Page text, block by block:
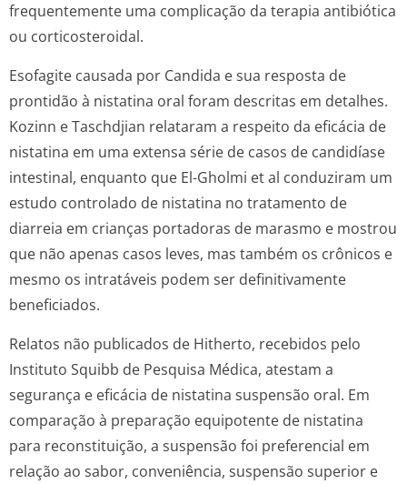
frequentemente uma complicação da terapia antibiótica
ou corticosteroidal.
Esofagite causada por Candida e sua resposta de
prontidão à nistatina oral foram descritas em detalhes.
Kozinn e Taschdjian relataram a respeito da eficácia de
nistatina em uma extensa série de casos de candidíase
intestinal, enquanto que El-Gholmi et al conduziram um
estudo controlado de nistatina no tratamento de
diarreia em crianças portadoras de marasmo e mostrou
que não apenas casos leves, mas também os crônicos e
mesmo os intratáveis podem ser definitivamente
beneficiados.
Relatos não publicados de Hitherto, recebidos pelo
Instituto Squibb de Pesquisa Médica, atestam a
segurança e eficácia de nistatina suspensão oral. Em
comparação à preparação equipotente de nistatina
para reconstituição, a suspensão foi preferencial em
relação ao sabor, conveniência, suspensão superior e